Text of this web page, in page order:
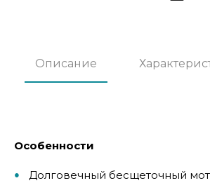
Описание
Особенности
Долговечный бесщеточный